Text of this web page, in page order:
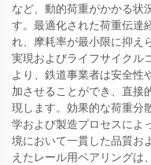
など、動的荷重がかかる状
す。最適化された荷重伝達
れ、摩耗率が最小限に抑え
実現およびライフサイクル
より、鉄道事業者は安全性
加させることができ、直接
現します。効果的な荷重分
学および製造プロセスによ
境において一貫した品質お
えたレール用ベアリングは